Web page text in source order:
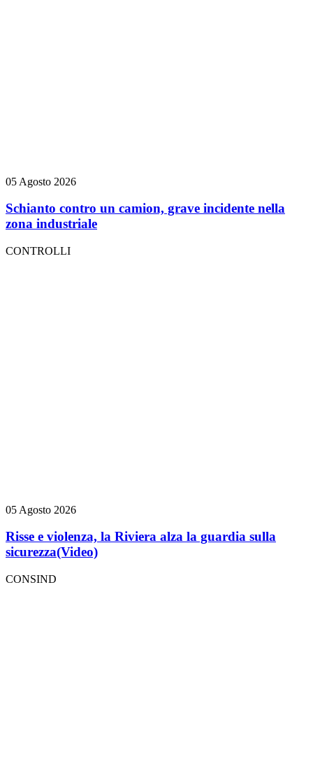
05 Agosto 2026
Schianto contro un camion, grave incidente nella
zona industriale
CONTROLLI
05 Agosto 2026
Risse e violenza, la Riviera alza la guardia sulla
sicurezza(Video)
CONSIND